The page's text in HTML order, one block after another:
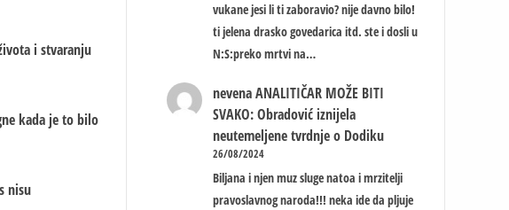
i stvaranju
kada je to bilo
nisu
vukane jesi li ti zaboravio? nije davno bilo!
ti jelena drasko govedarica itd. ste i dosli u
N:S:preko mrtvi na…
nevena ANALITIČAR MOŽE BITI
SVAKO: Obradović iznijela
neutemeljene tvrdnje o Dodiku
26/08/2024
Biljana i njen muz sluge natoa i mrzitelji
pravoslavnog naroda!!! neka ide da pljuje